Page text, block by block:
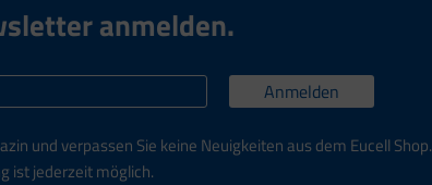
anmelden.
Anmelden
und verpassen Sie keine Neuigkeiten aus dem Eucell Shop.
ist jederzeit möglich.